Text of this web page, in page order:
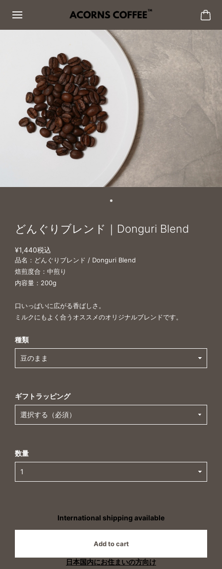
どんぐりブレンド｜Donguri Blend
¥1,440税込
品名：どんぐりブレンド / Donguri Blend
焙煎度合：中煎り
内容量：200g
口いっぱいに広がる香ばしさ。
ミルクにもよく合うオススメのオリジナルブレンドです。
種類
ギフトラッピング
数量
International shipping available
Add to cart
日本国内にお住まいの方向け